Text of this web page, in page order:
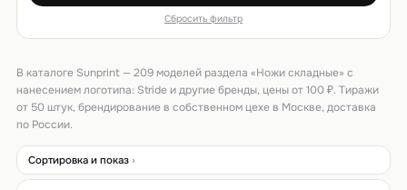
В каталоге Sunprint — 209 моделей раздела «Ножи складные» с
нанесением логотипа: Stride и другие бренды, цены от 100 ₽. Тиражи
от 50 штук, брендирование в собственном цехе в Москве, доставка
по России.
Сортировка и показ
Сбросить фильтр